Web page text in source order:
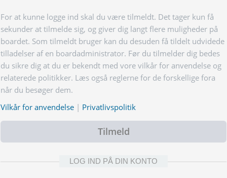
For at kunne logge ind skal du være tilmeldt. Det tager kun få
sekunder at tilmelde sig, og giver dig langt flere muligheder på
boardet. Som tilmeldt bruger kan du desuden få tildelt udvidede
tilladelser af en boardadministrator. Før du tilmelder dig bedes
du sikre dig at du er bekendt med vore vilkår for anvendelse og
relaterede politikker. Læs også reglerne for de forskellige fora
når du besøger dem.
Vilkår for anvendelse | Privatlivspolitik
Tilmeld
LOG IND PÅ DIN KONTO